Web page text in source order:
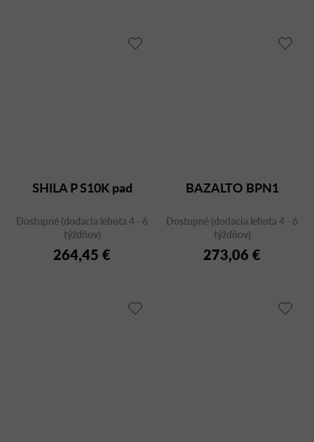
SHILA P S10K pad
Dostupné (dodacia lehota 4 - 6
týždňov)
264,45 €
BAZALTO BPN1
Dostupné (dodacia lehota 4 - 6
týždňov)
273,06 €